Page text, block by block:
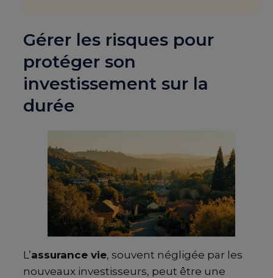
Gérer les risques pour
protéger son
investissement sur la
durée
L’assurance vie, souvent négligée par les
nouveaux investisseurs, peut être une